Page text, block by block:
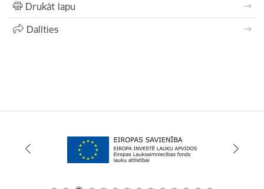
Drukāt lapu
Dalīties